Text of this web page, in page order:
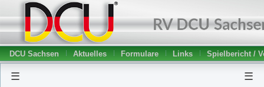
DCU Sachsen Aktuelles Formulare Links Spielbericht /
☰ ☰